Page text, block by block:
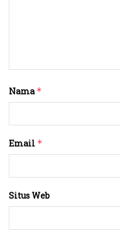
Nama*
Email *
Situs Web